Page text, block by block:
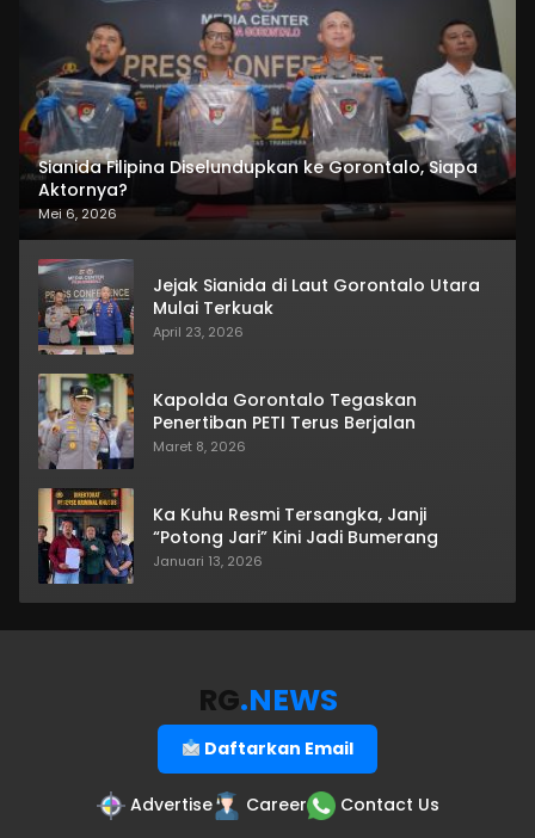
Sianida Filipina Diselundupkan ke Gorontalo, Siapa
Aktornya?
Mei 6, 2026
Jejak Sianida di Laut Gorontalo Utara
Mulai Terkuak
April 23, 2026
Kapolda Gorontalo Tegaskan
Penertiban PETI Terus Berjalan
Maret 8, 2026
Ka Kuhu Resmi Tersangka, Janji
“Potong Jari” Kini Jadi Bumerang
Januari 13, 2026
RG.NEWS
Daftarkan Email
Advertise Career Contact Us